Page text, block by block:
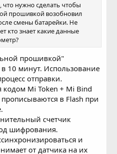
что нужно сделать чтобы
прошивкой возобновил
смены батарейки. Не
кто знает какие данные
прошивкой"
10 минут. Использование
отправки.
Mi Token + Mi Bind
в Flash при
счетчик
шифрования.
и
от датчика на их